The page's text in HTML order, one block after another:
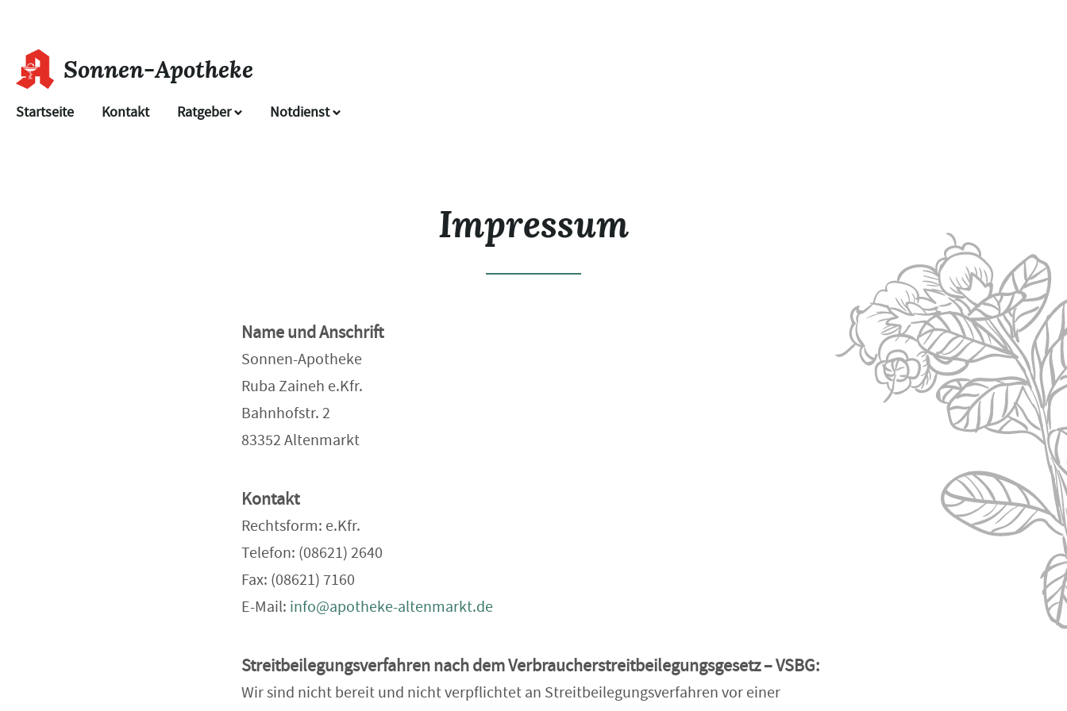
Sonnen-Apotheke
Startseite Kontakt Ratgeber Notdienst
Impressum
Name und Anschrift
Sonnen-Apotheke
Ruba Zaineh e.Kfr.
Bahnhofstr. 2
83352 Altenmarkt
Kontakt
Rechtsform: e.Kfr.
Telefon: (08621) 2640
Fax: (08621) 7160
E-Mail: info@apotheke-altenmarkt.de
Streitbeilegungsverfahren nach dem Verbraucherstreitbeilegungsgesetz – VSBG:
Wir sind nicht bereit und nicht verpflichtet an Streitbeilegungsverfahren vor einer